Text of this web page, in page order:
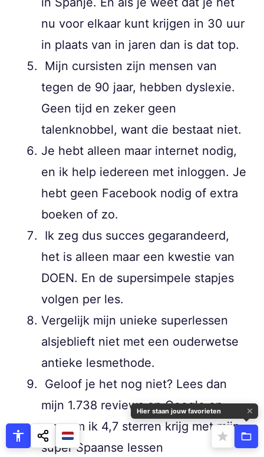
nu voor elkaar kunt krijgen in 30 uur
in plaats van in jaren dan is dat top.
Mijn cursisten zijn mensen van
tegen de 90 jaar, hebben dyslexie.
Geen tijd en zeker geen
talenknobbel, want die bestaat niet.
Je hebt alleen maar internet nodig,
en ik help iedereen met inloggen. Je
hebt geen Facebook nodig of extra
boeken of zo.
Ik zeg dus succes gegarandeerd,
het is alleen maar een kwestie van
DOEN. En de supersimpele stapjes
volgen per les.
Vergelijk mijn unieke superlessen
alsjeblieft niet met een ouderwetse
antieke lesmethode.
Geloof je het nog niet? Lees dan
mijn 1.738 reviews op Google en
waarom ik 4,7 sterren krijg met mijn
super Spaanse lessen
Hier staan jouw favorieten ✕